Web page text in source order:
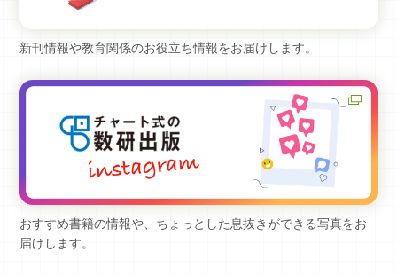
新刊情報や教育関係のお役立ち情報をお届けします。
おすすめ書籍の情報や、ちょっとした息抜きができる写真をお
届けします。